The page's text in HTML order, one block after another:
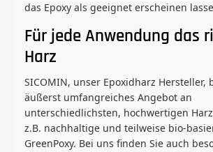
das Epoxy als geeignet erscheinen
Für jede Anwendung das
Harz
SICOMIN, unser Epoxidharz Hersteller,
äußerst umfangreiches Angebot an
unterschiedlichsten, hochwertigen
z.B. nachhaltige und teilweise bio-
GreenPoxy. Bei uns finden Sie auch